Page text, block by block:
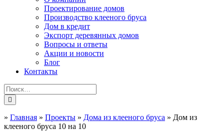
Проектирование домов
Производство клееного бруса
Дом в кредит
Экспорт деревянных домов
Вопросы и ответы
Акции и новости
Блог
Контакты
» Главная » Проекты » Дома из клееного бруса » Дом из
клееного бруса 10 на 10